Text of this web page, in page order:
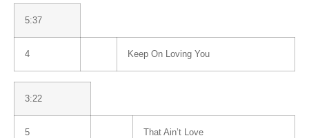
5:37
4 Keep On Loving You
3:22
5 That Ain’t Love